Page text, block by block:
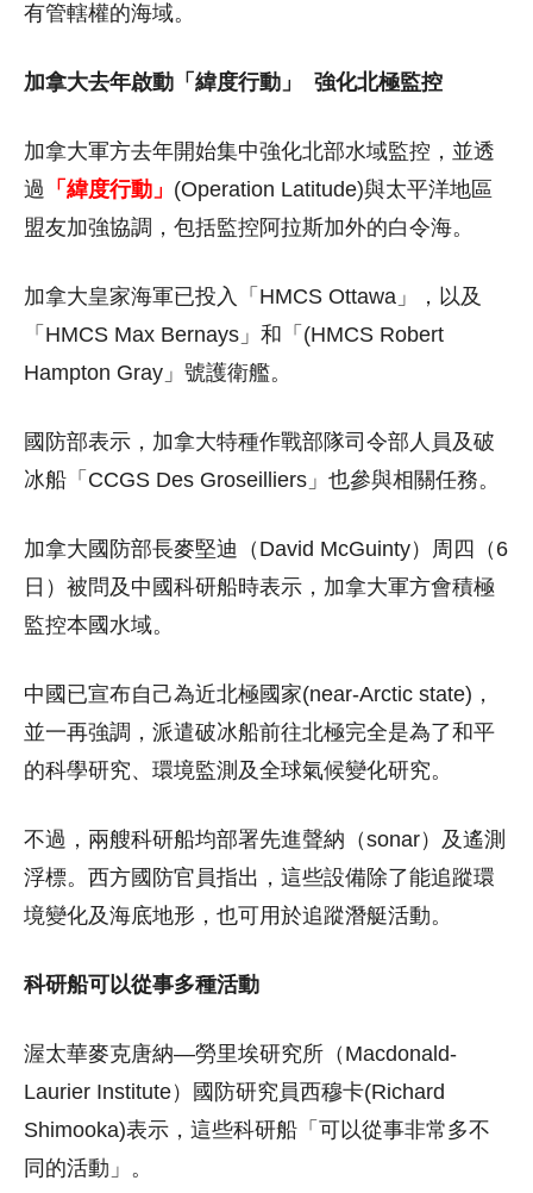
有管轄權的海域。
加拿大去年啟動「緯度行動」 強化北極監控
加拿大軍方去年開始集中強化北部水域監控，並透
過 「緯度行動」 (Operation Latitude)與太平洋地區
盟友加強協調，包括監控阿拉斯加外的白令海。
加拿大皇家海軍已投入「HMCS Ottawa」，以及
「HMCS Max Bernays」和「(HMCS Robert
Hampton Gray」號護衛艦。
國防部表示，加拿大特種作戰部隊司令部人員及破
冰船「CCGS Des Groseilliers」也參與相關任務。
加拿大國防部長麥堅迪（David McGuinty）周四（6
日）被問及中國科研船時表示，加拿大軍方會積極
監控本國水域。
中國已宣布自己為近北極國家(near-Arctic state)，
並一再強調，派遣破冰船前往北極完全是為了和平
的科學研究、環境監測及全球氣候變化研究。
不過，兩艘科研船均部署先進聲納（sonar）及遙測
浮標。西方國防官員指出，這些設備除了能追蹤環
境變化及海底地形，也可用於追蹤潛艇活動。
科研船可以從事多種活動
渥太華麥克唐納—勞里埃研究所（Macdonald-
Laurier Institute）國防研究員西穆卡(Richard
Shimooka)表示，這些科研船「可以從事非常多不
同的活動」。